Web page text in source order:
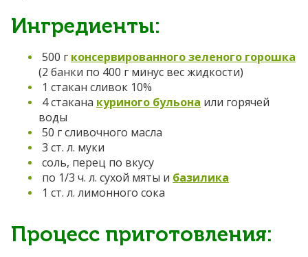
Ингредиенты:
500 г консервированного зеленого горошка
(2 банки по 400 г минус вес жидкости)
1 стакан сливок 10%
4 стакана куриного бульона или горячей
воды
50 г сливочного масла
3 ст. л. муки
соль, перец по вкусу
по 1/3 ч. л. сухой мяты и базилика
1 ст. л. лимонного сока
Процесс приготовления: